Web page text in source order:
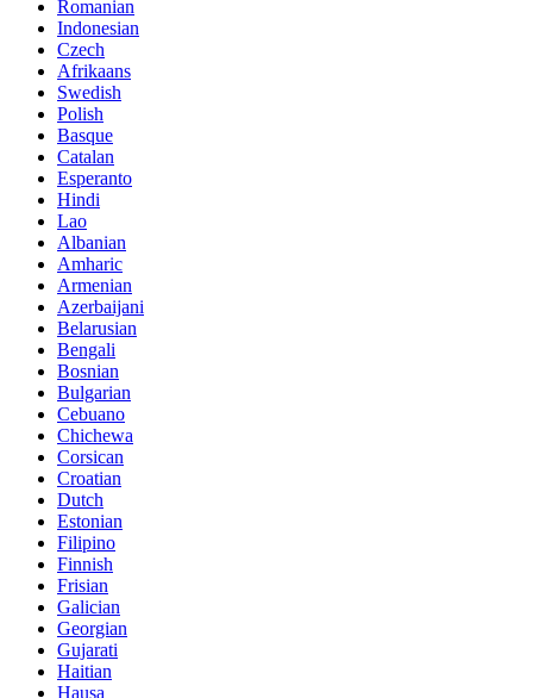
Romanian
Indonesian
Czech
Afrikaans
Swedish
Polish
Basque
Catalan
Esperanto
Hindi
Lao
Albanian
Amharic
Armenian
Azerbaijani
Belarusian
Bengali
Bosnian
Bulgarian
Cebuano
Chichewa
Corsican
Croatian
Dutch
Estonian
Filipino
Finnish
Frisian
Galician
Georgian
Gujarati
Haitian
Hausa